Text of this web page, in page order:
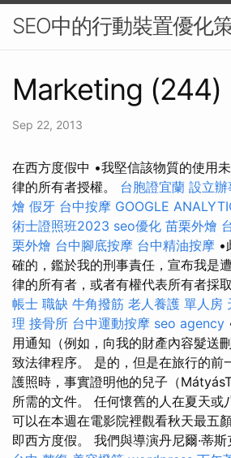
SEO中的行動裝置優化
Marketing (244)
Sep 22, 2013
在西方度假中 •我堅信該物質的使用
律的所有者授權。 台胞證宜蘭 設立辦
燴 假牙 台中按摩 GOOGLE
術士證照班2023 seo優化 苗栗外燴
栗外燴 台中腳底按摩 台中精油按摩 •
確的，鑑於我的刑事責任，宣布我是
律的所有者，或者有權代表所有者採
帳士 職缺 牛角撥筋 老人養護 單人房
理 接骨所 台中運動按摩 seo agency
用通知（例如，向我的財產內容髮送
致法律程序。 是的，但是在旅行的前
護照時，事實證明他的兒子（
所需的文件。 任何懷舊的人在夏天或
可以在本週在電影院裡觀看秋天最五
即西方度假。 我們與導演丹尼爾·蒂